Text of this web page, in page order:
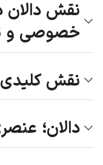
نقش دالان
خصوصی و
نقش کلیدی
دالان؛